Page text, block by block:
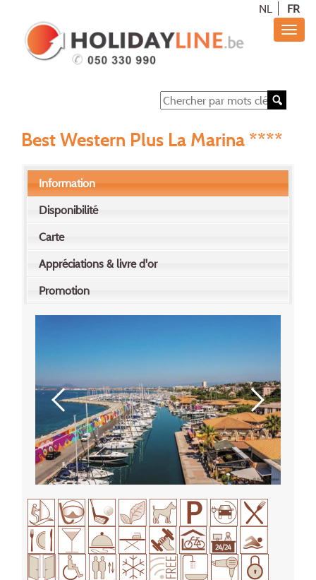
NL FR
Best Western Plus La Marina ****
Information
Disponibilité
Carte
Appréciations & livre d'or
Promotion